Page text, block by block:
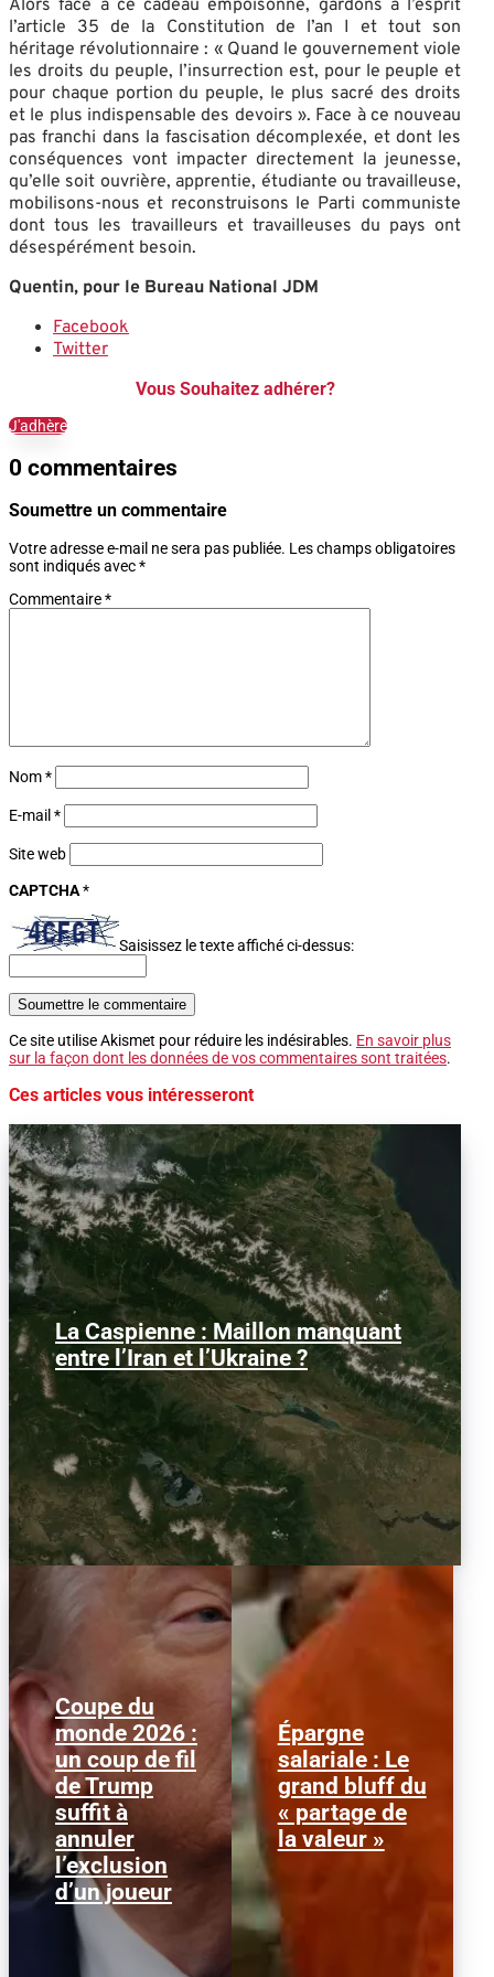
Alors face à ce cadeau empoisonné, gardons à l’esprit
l’article 35 de la Constitution de l’an I et tout son
héritage révolutionnaire : « Quand le gouvernement viole
les droits du peuple, l’insurrection est, pour le peuple et
pour chaque portion du peuple, le plus sacré des droits
et le plus indispensable des devoirs ». Face à ce nouveau
pas franchi dans la fascisation décomplexée, et dont les
conséquences vont impacter directement la jeunesse,
qu’elle soit ouvrière, apprentie, étudiante ou travailleuse,
mobilisons-nous et reconstruisons le Parti communiste
dont tous les travailleurs et travailleuses du pays ont
désespérément besoin.
Quentin, pour le Bureau National JDM
Facebook
Twitter
Vous Souhaitez adhérer?
J'adhère
0 commentaires
Soumettre un commentaire
Votre adresse e-mail ne sera pas publiée. Les champs obligatoires
sont indiqués avec*
Commentaire*
Nom*
E-mail *
Site web
CAPTCHA*
Saisissez le texte affiché ci-dessus:
Soumettre le commentaire
Ce site utilise Akismet pour réduire les indésirables. En savoir plus
sur la façon dont les données de vos commentaires sont traitées.
Ces articles vous intéresseront
La Caspienne : Maillon manquant
entre l’Iran et l’Ukraine ?
Samedi 25 juillet 2026, des drones
ukrainiens ont frappé plusieurs cibles
en mer Caspienne, parmi...
Coupe du
monde 2026 :
un coup de fil
de Trump
suffit à
annuler
l’exclusion
d’un joueur
Le 1er juillet 2026,
l'attaquant américain
Folarin Balogun recevait
un carton rouge
parfaitement...
Épargne
salariale : Le
grand bluff du
« partage de
la valeur »
Alors que l'inflation et la
course aux profits
écrasent le pouvoir
d’achat, la loi « partage
de la...